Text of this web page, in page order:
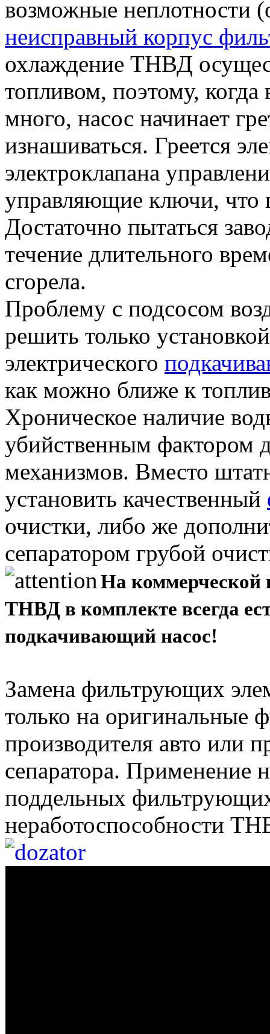
возможные неплотности
неисправный корпус
охлаждение ТНВД
топливом, поэтому, когда
много, насос начинает
изнашиваться. Греется
электроклапана
управляющие ключи, что
Достаточно пытаться
течение длительного
сгорела.
Проблему с подсосом
решить только
электрического
как можно ближе к
Хроническое наличие
убийственным фактором
механизмов. Вместо
установить качественный
очистки, либо же
сепаратором грубой
На коммерческой
ТНВД в комплекте всегда
подкачивающий насос!
Замена фильтрующих
только на оригинальные
производителя авто или
сепаратора. Применение
поддельных
неработоспособности